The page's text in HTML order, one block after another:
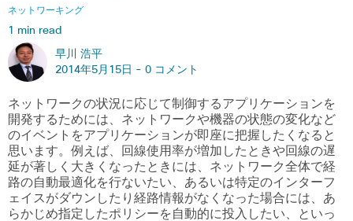
ネットワーキング
1 min read
早川 浩平
2014年5月15日 - 0 コメント
ネットワークの状況に応じて制御するアプリケーションを
開発するためには、ネットワークや機器の状態の変化など
のイベントをアプリケーションが即座に把握したくなると
思います。例えば、回線使用率が増加したときや回線の遅
延が著しく大きくなったときには、ネットワーク全体で経
路の自動最適化を行ないたい、あるいは特定のインターフ
ェイスがダウンしたり経路情報がなくなった場合には、あ
らかじめ指定したポリシーを自動的に投入したい、といっ